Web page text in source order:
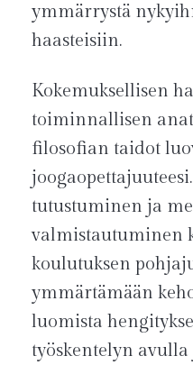
ymmärrystä
haasteisiin.
Kokemuksellisen
toiminnallisen
filosofian taidot
tutustuminen ja
valmistautuminen
koulutuksen
ymmärtämään
luomista
työskentelyn